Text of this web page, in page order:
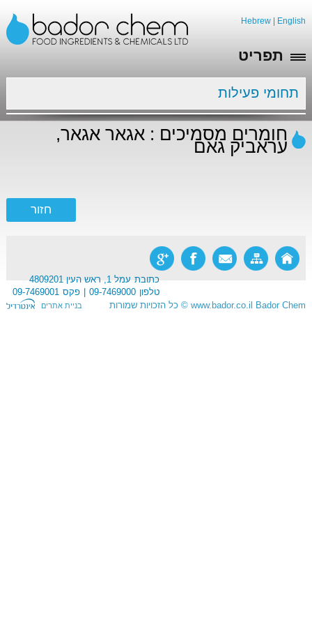
Hebrew English
תפריט
תחומי פעילות
חומרים מסמיכים : אגאר אגאר,
עראביק גאם
כתובת עמל 1, ראש העין 4809201
טלפון 09-7469000 פקס 09-7469001
Bador Chem
www.bador.co.il
© כל הזכויות שמורות בניית אתרים